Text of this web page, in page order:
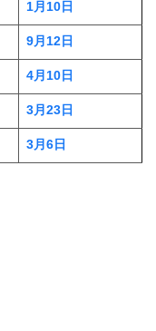
1月10日
9月12日
4月10日
3月23日
3月6日